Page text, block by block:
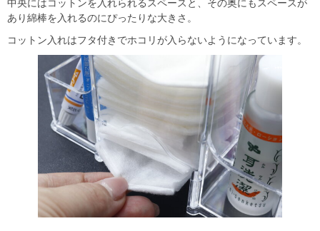
中央にはコットンを入れられるスペースと、その奥にもスペースが
あり綿棒を入れるのにぴったりな大きさ。
コットン入れはフタ付きでホコリが入らないようになっています。